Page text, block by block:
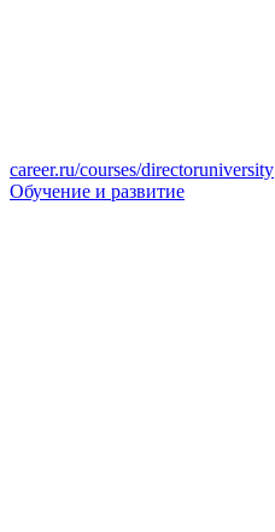
career.ru/courses/directoruniversity
Обучение и развитие